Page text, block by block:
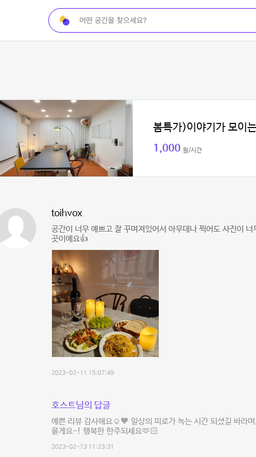
봄특가)이야기가 모이
1,000 원/시간
toihvox
공간이 너무 예쁘고 잘 꾸며져있어서 아무데나 찍어도 사진이
곳이에요👍
2023-02-11 15:07:49
호스트님의 답글
예쁜 리뷰 감사해요☺️🧡 일상의 피로가 녹는 시간 되셨길 바라
을게요-! 행복한 한주되세요🫶🏻
2023-02-13 11:23:31